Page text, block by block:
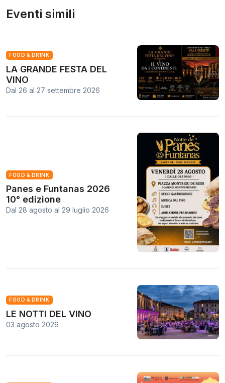
Eventi simili
FOOD & DRINK
LA GRANDE FESTA DEL
VINO
Dal 26 al 27 settembre 2026
FOOD & DRINK
Panes e Funtanas 2026
10° edizione
Dal 28 agosto al 29 luglio 2026
FOOD & DRINK
LE NOTTI DEL VINO
03 agosto 2026